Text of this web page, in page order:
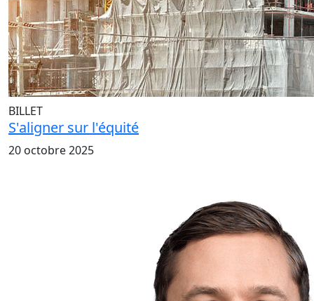
BILLET
S'aligner sur l'équité
20 octobre 2025